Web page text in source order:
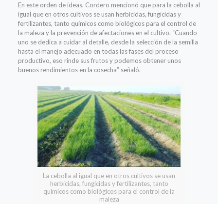
En este orden de ideas, Cordero mencionó que para la cebolla al
igual que en otros cultivos se usan herbicidas, fungicidas y
fertilizantes, tanto químicos como biológicos para el control de
la maleza y la prevención de afectaciones en el cultivo. “Cuando
uno se dedica a cuidar al detalle, desde la selección de la semilla
hasta el manejo adecuado en todas las fases del proceso
productivo, eso rinde sus frutos y podemos obtener unos
buenos rendimientos en la cosecha” señaló.
La cebolla al igual que en otros cultivos se usan
herbicidas, fungicidas y fertilizantes, tanto
químicos como biológicos para el control de la
maleza